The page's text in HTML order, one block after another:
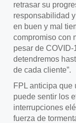
retrasar su
responsabilidad
en buen y mal
compromiso con
pesar de
detendremos
de cada cliente”.
FPL anticipa que
puede sentir los
interrupciones
fuerza de